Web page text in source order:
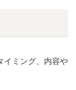
イミング、内容や